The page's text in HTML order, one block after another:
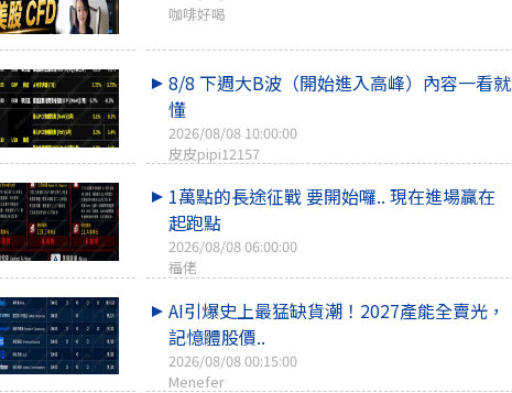
咖啡好喝
8/8 下週大B波（開始進入高峰）內容一看就
懂
2026/08/08 10:00:00
皮皮pipi12157
1萬點的長途征戰 要開始囉.. 現在進場贏在
起跑點
2026/08/08 06:00:00
福佬
AI引爆史上最猛缺貨潮！2027產能全賣光，
記憶體股價..
2026/08/08 00:15:00
Menefer